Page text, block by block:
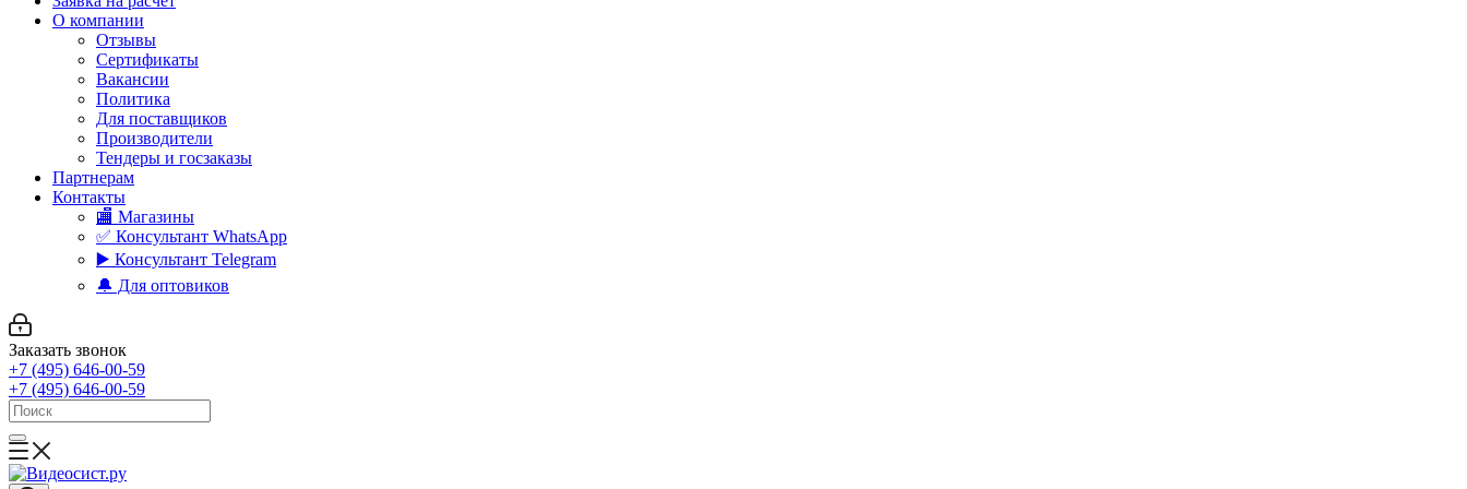
О компании
Отзывы
Сертификаты
Вакансии
Политика
Для поставщиков
Производители
Тендеры и госзаказы
Партнерам
Контакты
🏬 Магазины
✅️ Консультант WhatsApp
▶️ Консультант Telegram
🔔 Для оптовиков
Заказать звонок
+7 (495) 646-00-59
+7 (495) 646-00-59